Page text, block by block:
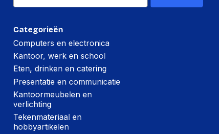
Categorieën
Computers en electronica
Kantoor, werk en school
Eten, drinken en catering
Presentatie en communicatie
Kantoormeubelen en
verlichting
Tekenmateriaal en
hobbyartikelen